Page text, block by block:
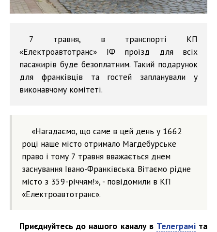
7 травня, в транспорті КП
«Електроавтотранс» ІФ проїзд для всіх
пасажирів буде безоплатним. Такий подарунок
для франківців та гостей запланували у
виконавчому комітеті.
«Нагадаємо, що саме в цей день у 1662
році наше місто отримало Магдебурське
право і тому 7 травня вважається днем
заснування Івано-Франківська. Вітаємо рідне
місто з 359-річчям!», - повідомили в КП
«Електроавтотранс».
Приєднуйтесь до нашого каналу в Телеграміта